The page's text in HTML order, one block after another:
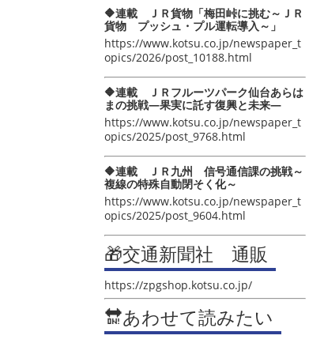
🔶連載 ＪＲ貨物「梅田峠に挑む～ＪＲ
貨物 プッシュ・プル運転導入～」
https://www.kotsu.co.jp/newspaper_t
opics/2026/post_10188.html
🔶連載 ＪＲフルーツパーク仙台あらは
まの挑戦―果実に託す復興と未来―
https://www.kotsu.co.jp/newspaper_t
opics/2025/post_9768.html
🔶連載 ＪＲ九州 信号通信課の挑戦～
複線の特殊自動閉そく化～
https://www.kotsu.co.jp/newspaper_t
opics/2025/post_9604.html
🎁交通新聞社 通販
https://zpgshop.kotsu.co.jp/
🔛あわせて読みたい